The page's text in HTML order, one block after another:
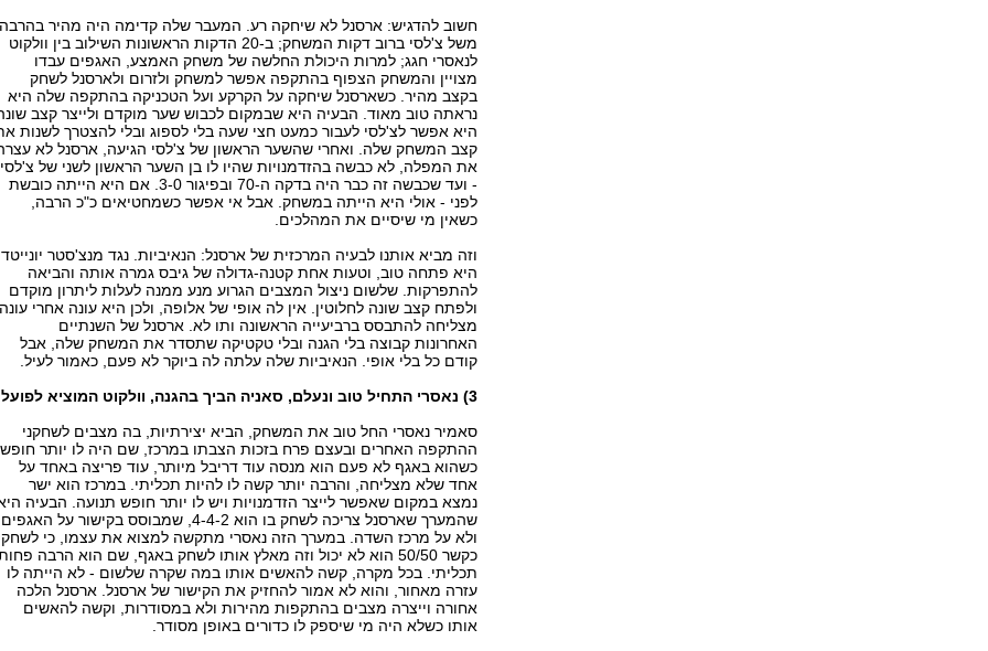
חשוב להדגיש: ארסנל לא שיחקה רע. המעבר שלה קדימה היה מהיר בהרבה
משל צ'לסי ברוב דקות המשחק; ב-20 הדקות הראשונות השילוב בין וולקוט
לנאסרי חגג; למרות היכולת החלשה של משחק האמצע, האגפים עבדו
מצויין והמשחק הצפוף בהתקפה אפשר למשחק ולזרום ולארסנל לשחק
בקצב מהיר. כשארסנל שיחקה על הקרקע ועל הטכניקה בהתקפה שלה היא
נראתה טוב מאוד. הבעיה היא שבמקום לכבוש שער מוקדם ולייצר קצב
היא אפשר לצ'לסי לעבור כמעט חצי שעה בלי לספוג ובלי להצטרך לשנות
קצב המשחק שלה. ואחרי שהשער הראשון של צ'לסי הגיעה, ארסנל לא
את המפלה, לא כבשה בהזדמנויות שהיו לו בן השער הראשון לשני של צ'לסי
- ועד שכבשה זה כבר היה בדקה ה-70 ובפיגור 3-0. אם היא הייתה כובשת
לפני - אולי היא הייתה במשחק. אבל אי אפשר כשמחטיאים כ"כ הרבה,
כשאין מי שיסיים את המהלכים.
וזה מביא אותנו לבעיה המרכזית של ארסנל: הנאיביות. נגד מנצ'סטר יונייטד
היא פתחה טוב, וטעות אחת קטנה-גדולה של גיבס גמרה אותה והביאה
להתפרקות. שלשום ניצול המצבים הגרוע מנע ממנה לעלות ליתרון מוקדם
ולפתח קצב שונה לחלוטין. אין לה אופי של אלופה, ולכן היא עונה אחרי עונה
מצליחה להתבסס ברביעייה הראשונה ותו לא. ארסנל של השנתיים
האחרונות קבוצה בלי הגנה ובלי טקטיקה שתסדר את המשחק שלה, אבל
קודם כל בלי אופי. הנאיביות שלה עלתה לה ביוקר לא פעם, כאמור לעיל.
3) נאסרי התחיל טוב ונעלם, סאניה הביך בהגנה, וולקוט המוציא לפועל
סאמיר נאסרי החל טוב את המשחק, הביא יצירתיות, בה מצבים לשחקני
ההתקפה האחרים ובעצם פרח בזכות הצבתו במרכז, שם היה לו יותר
כשהוא באגף לא פעם הוא מנסה עוד דריבל מיותר, עוד פריצה באחד על
אחד שלא מצליחה, והרבה יותר קשה לו להיות תכליתי. במרכז הוא ישר
נמצא במקום שאפשר לייצר הזדמנויות ויש לו יותר חופש תנועה. הבעיה
שהמערך שארסנל צריכה לשחק בו הוא 4-4-2, שמבוסס בקישור על האגפים
ולא על מרכז השדה. במערך הזה נאסרי מתקשה למצוא את עצמו, כי לשחק
כקשר 50/50 הוא לא יכול וזה מאלץ אותו לשחק באגף, שם הוא הרבה
תכליתי. בכל מקרה, קשה להאשים אותו במה שקרה שלשום - לא הייתה לו
עזרה מאחור, והוא לא אמור להחזיק את הקישור של ארסנל. ארסנל הלכה
אחורה וייצרה מצבים בהתקפות מהירות ולא במסודרות, וקשה להאשים
אותו כשלא היה מי שיספק לו כדורים באופן מסודר.